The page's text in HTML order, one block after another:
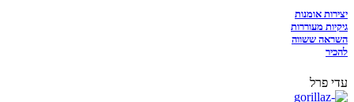
יצירות אומנות
גיקיות מעוררות
השראה ששווה
להכיר
עדי פרל